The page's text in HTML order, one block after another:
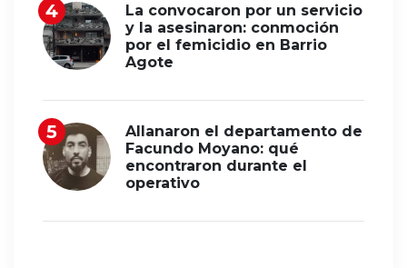
La convocaron por un servicio
y la asesinaron: conmoción
por el femicidio en Barrio
Agote
Allanaron el departamento de
Facundo Moyano: qué
encontraron durante el
operativo